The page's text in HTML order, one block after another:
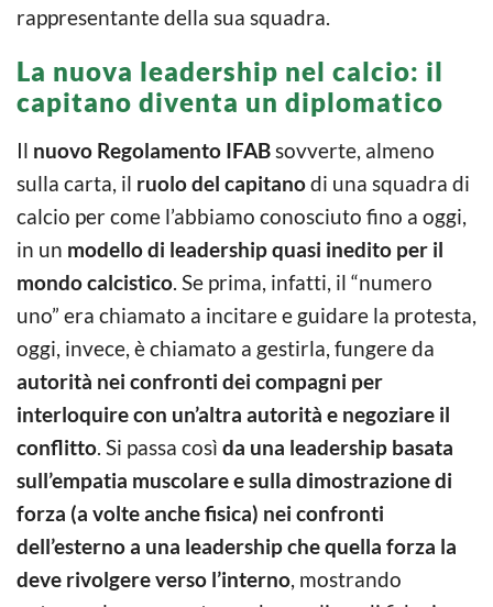
rappresentante della sua squadra.
La nuova leadership nel calcio: il
capitano diventa un diplomatico
Il nuovo Regolamento IFAB sovverte, almeno
sulla carta, il ruolo del capitanodi una squadra di
calcio per come l’abbiamo conosciuto fino a oggi,
in un modello di leadership quasi inedito per il
mondo calcistico . Se prima, infatti, il “numero
uno” era chiamato a incitare e guidare la protesta,
oggi, invece, è chiamato a gestirla, fungere da
autorità nei confronti dei compagni per
interloquire con un’altra autorità e negoziare il
conflitto . Si passa così da una leadership basata
sull’empatia muscolare e sulla dimostrazione di
forza (a volte anche fisica) nei confronti
dell’esterno a una leadership che quella forza la
deve rivolgere verso l’interno , mostrando